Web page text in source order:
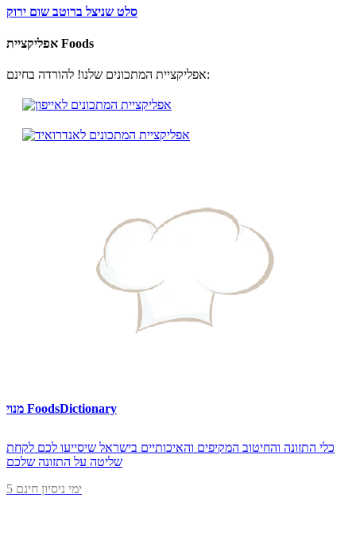
סלט שניצל ברוטב שום ירוק
אפליקציית Foods
אפליקציית המתכונים שלנו! להורדה בחינם:
מנוי FoodsDictionary
כלי התזונה והחיטוב המקיפים והאיכותיים בישראל שיסייעו לכם לקחת
שליטה על התזונה שלכם
5 ימי ניסיון חינם